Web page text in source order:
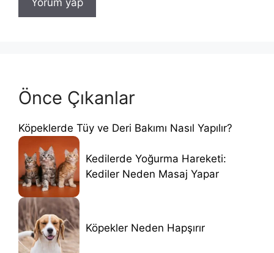
Önce Çıkanlar
Köpeklerde Tüy ve Deri Bakımı Nasıl Yapılır?
Kedilerde Yoğurma Hareketi:
Kediler Neden Masaj Yapar
Köpekler Neden Hapşırır